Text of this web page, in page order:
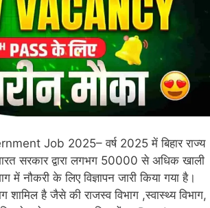
Job 2025– वर्ष 2025 में बिहार राज्य
सरकार द्वारा लगभग 50000 से अधिक खाली
में नौकरी के लिए विज्ञापन जारी किया गया है।
है जैसे की राजस्व विभाग ,स्वास्थ्य विभाग,